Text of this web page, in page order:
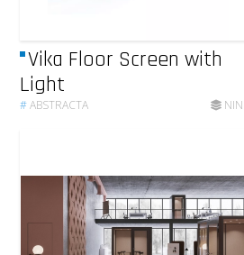
Vika Floor Screen with
Light
#ABSTRACTA